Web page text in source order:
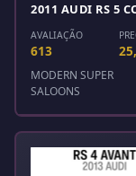
2011 AUDI RS 5
AVALIAÇÃO
613
MODERN SUPER
SALOONS